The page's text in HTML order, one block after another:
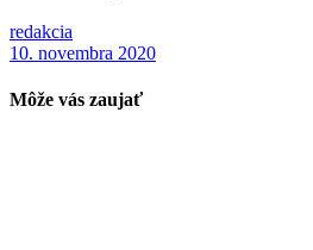
redakcia
10. novembra 2020
Môže vás zaujať